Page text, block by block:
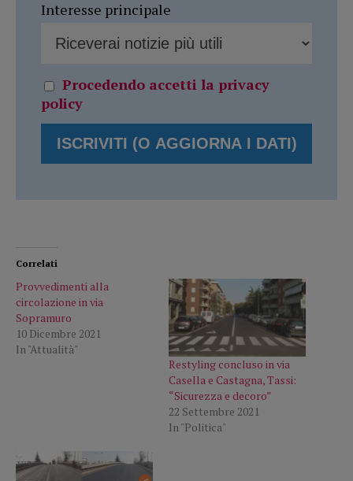
Interesse principale
Procedendo accetti la privacy
policy
Correlati
Provvedimenti alla
circolazione in via
Sopramuro
10 Dicembre 2021
In "Attualità"
Restyling concluso in via
Casella e Castagna, Tassi:
“Sicurezza e decoro”
22 Settembre 2021
In "Politica"